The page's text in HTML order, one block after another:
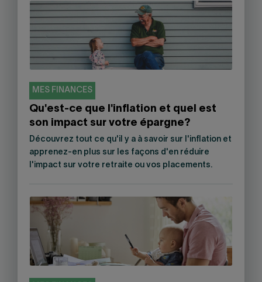
MES FINANCES
Qu'est-ce que l'inflation et quel est
son impact sur votre épargne?
Découvrez tout ce qu'il y a à savoir sur l'inflation et
apprenez-en plus sur les façons d'en réduire
l'impact sur votre retraite ou vos placements.